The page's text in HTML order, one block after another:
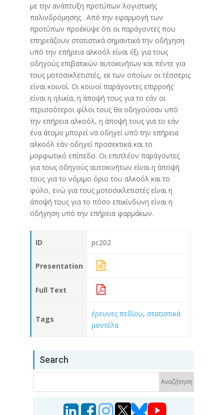
με την ανάπτυξη προτύπων λογιστικής
παλινδρόμησης . Από την εφαρμογή των
προτύπων προέκυψε ότι οι παράγοντες που
επηρεάζουν στατιστικά σημαντικά την οδήγηση
υπό την επήρεια αλκοόλ είναι έξι για τους
οδηγούς επιβατικών αυτοκινήτων και πέντε για
τους μοτοσικλετιστές, εκ των οποίων οι τέσσερις
είναι κοινοί. Οι κοινοί παράγοντες επιρροής
είναι η ηλικία, η άποψή τους για το εάν οι
περισσότεροι φίλοι τους θα οδηγούσαν υπό
την επήρεια αλκοόλ, η άποψή τους για το εάν
ένα άτομο μπορεί να οδηγεί υπό την επήρεια
αλκοόλ εάν οδηγεί προσεκτικά και το
μορφωτικό επίπεδο. Οι επιπλέον παράγοντες
για τους οδηγούς αυτοκινήτων είναι η άποψή
τους για το νόμιμο όριο του αλκοόλ και το
φύλο, ενώ για τους μοτοσικλετιστές είναι η
άποψή τους για το πόσο επικίνδυνη είναι η
οδήγηση υπό την επήρεια φαρμάκων.
ID pc202
Presentation
Full Text
Tags
έρευνες πεδίου, στατιστικά
μοντέλα
Search